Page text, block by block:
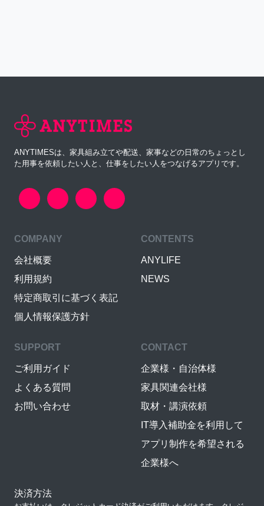
ANYTIMESは、家具組み立てや配送、家事などの日常のちょっとし
た用事を依頼したい人と、仕事をしたい人をつなげるアプリです。
COMPANY
会社概要
利用規約
特定商取引に基づく表記
個人情報保護方針
CONTENTS
ANYLIFE
NEWS
SUPPORT
ご利用ガイド
よくある質問
お問い合わせ
CONTACT
企業様・自治体様
家具関連会社様
取材・講演依頼
IT導入補助金を利用して
アプリ制作を希望される
企業様へ
決済方法